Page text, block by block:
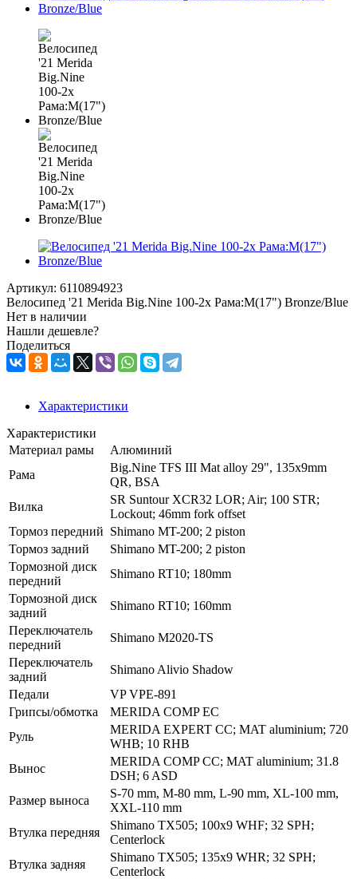
Артикул: 6110894923
Велосипед '21 Merida Big.Nine 100-2x Рама:M(17") Bronze/Blue
Нет в наличии
Нашли дешевле?
Поделиться
Характеристики
Характеристики
Материал рамы
Алюминий
Рама
Big.Nine TFS III Mat alloy 29", 135x9mm
QR, BSA
Вилка
SR Suntour XCR32 LOR; Air; 100 STR;
Lockout; 46mm fork offset
Тормоз передний Shimano MT-200; 2 piston
Тормоз задний
Shimano MT-200; 2 piston
Тормозной диск
передний
Shimano RT10; 180mm
Тормозной диск
задний
Shimano RT10; 160mm
Переключатель
передний
Shimano M2020-TS
Переключатель
задний
Shimano Alivio Shadow
Педали
VP VPE-891
Грипсы/обмотка
MERIDA COMP EC
Руль
MERIDA EXPERT CC; MAT aluminium; 720
WHB; 10 RHB
Вынос
MERIDA COMP CC; MAT aluminium; 31.8
DSH; 6 ASD
Размер выноса
S-70 mm, M-80 mm, L-90 mm, XL-100 mm,
XXL-110 mm
Втулка передняя
Shimano TX505; 100x9 WHF; 32 SPH;
Centerlock
Втулка задняя
Shimano TX505; 135x9 WHR; 32 SPH;
Centerlock